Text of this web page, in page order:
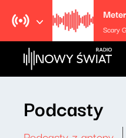
Scary
Podcasty